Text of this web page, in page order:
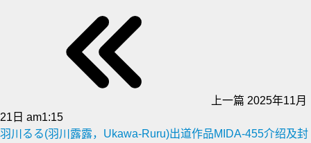
上一篇 2025年11月
21日 am1:15
羽川るる(羽川露露，Ukawa-Ruru)出道作品MIDA-455介绍及封